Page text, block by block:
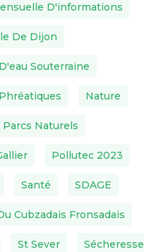
D'informations
De Dijon
Souterraine
Nature
Parcs Naturels
Pollutec 2023
Santé SDAGE
Cubzadais Fronsadais
St Sever Sécheresse